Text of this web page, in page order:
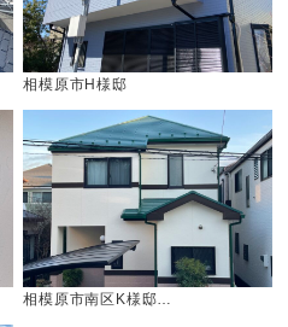
相模原市H様邸
相模原市南区K様邸…